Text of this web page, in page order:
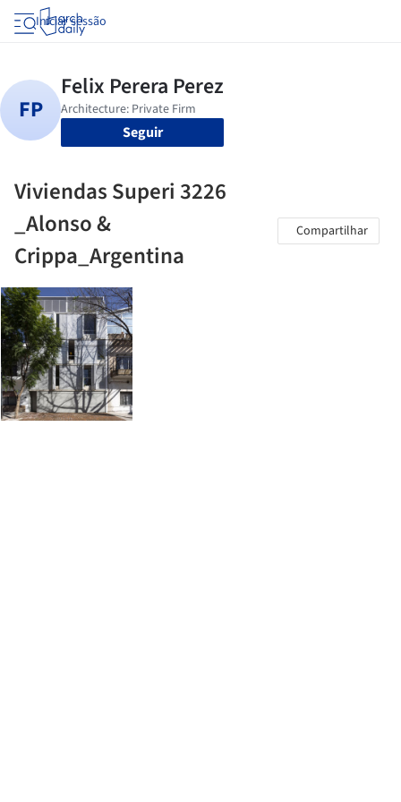
Iniciar sessão
Seguir
Viviendas Superi 3226
_Alonso &
Crippa_Argentina
Compartilhar